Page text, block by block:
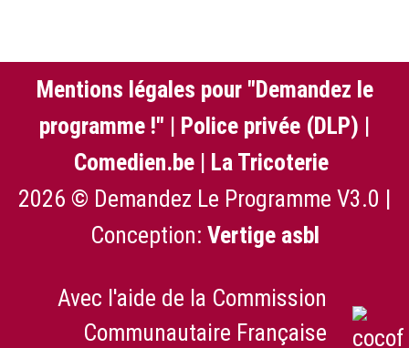
Mentions légales pour "Demandez le
programme !" | Police privée (DLP) |
Comedien.be | La Tricoterie
2026 © Demandez Le Programme V3.0 |
Conception: Vertige asbl
Avec l'aide de la Commission
Communautaire Française